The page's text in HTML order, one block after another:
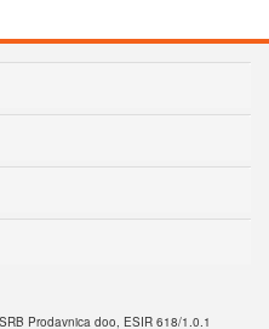
Prodavnica doo, ESIR 618/1.0.1